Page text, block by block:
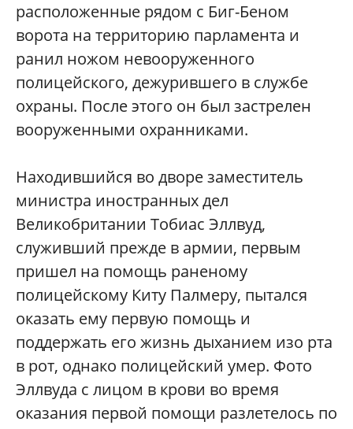
расположенные рядом с Биг-Беном
ворота на территорию парламента и
ранил ножом невооруженного
полицейского, дежурившего в службе
охраны. После этого он был застрелен
вооруженными охранниками.
Находившийся во дворе заместитель
министра иностранных дел
Великобритании Тобиас Эллвуд,
служивший прежде в армии, первым
пришел на помощь раненому
полицейскому Киту Палмеру, пытался
оказать ему первую помощь и
поддержать его жизнь дыханием изо рта
в рот, однако полицейский умер. Фото
Эллвуда с лицом в крови во время
оказания первой помощи разлетелось по